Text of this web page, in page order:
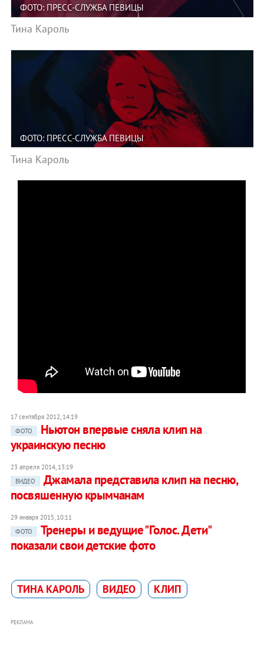
ФОТО: ПРЕСС-СЛУЖБА ПЕВИЦЫ
Тина Кароль
ФОТО: ПРЕСС-СЛУЖБА ПЕВИЦЫ
Тина Кароль
17 сентября 2012, 14:19
ФОТО
Ньютон впервые сняла клип на
украинскую песню
23 апреля 2014, 13:19
ВИДЕО
Джамала представила клип на песню,
посвяшенную крымчанам
29 января 2015, 10:11
ФОТО
Тренеры и ведущие "Голос. Дети"
показали свои детские фото
ТИНА КАРОЛЬ ВИДЕО КЛИП
РЕКЛАМА